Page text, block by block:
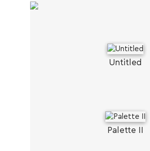
Untitled
Palette II